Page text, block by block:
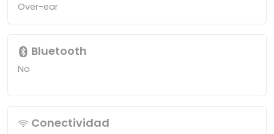
Over-ear
Bluetooth
No
Conectividad